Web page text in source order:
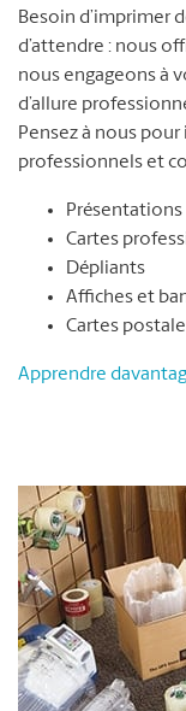
Besoin d’imprimer
d’attendre : nous
nous engageons à
d’allure
Pensez à nous
professionnels et
Présentations
Cartes
Dépliants
Affiches et
Cartes
Apprendre